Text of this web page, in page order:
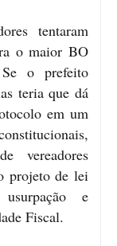
tentaram
o maior BO
o prefeito
teria que dá
em um
vereadores
projeto de lei
e
Fiscal.